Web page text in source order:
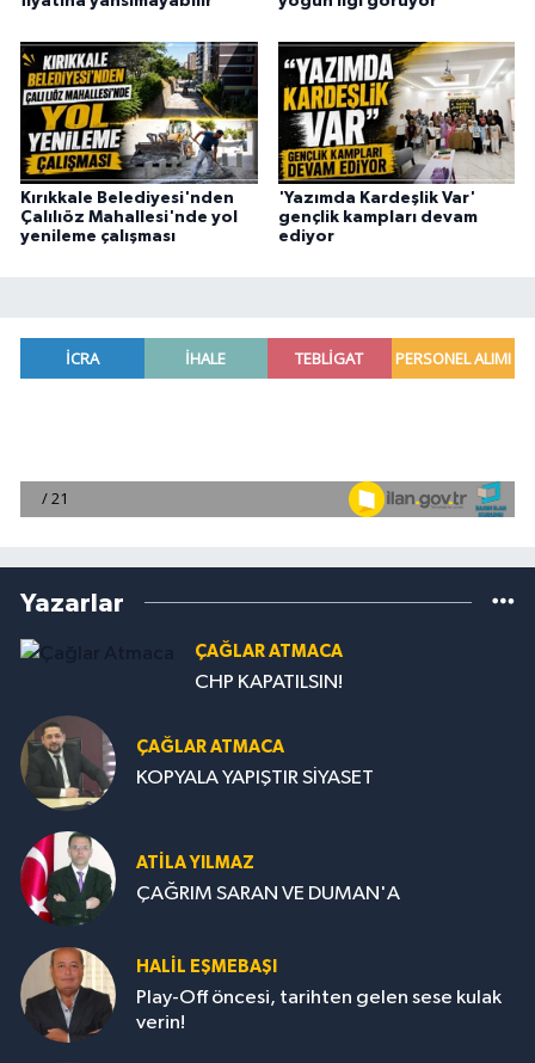
Kırıkkale Belediyesi'nden
Çalılıöz Mahallesi'nde yol
yenileme çalışması
'Yazımda Kardeşlik Var'
gençlik kampları devam
ediyor
Yazarlar
ÇAĞLAR ATMACA
CHP KAPATILSIN!
ÇAĞLAR ATMACA
KOPYALA YAPIŞTIR SİYASET
ATILA YILMAZ
ÇAĞRIM SARAN VE DUMAN'A
HALIL EŞMEBAŞI
Play-Off öncesi, tarihten gelen sese kulak
verin!